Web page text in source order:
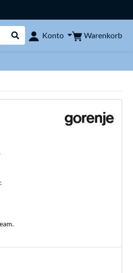
Suche durchführen
Konto Warenkorb
.